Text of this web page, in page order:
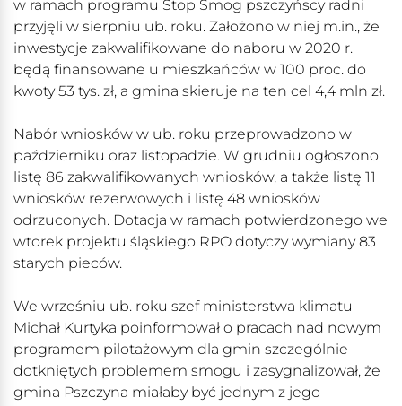
w ramach programu Stop Smog pszczyńscy radni
przyjęli w sierpniu ub. roku. Założono w niej m.in., że
inwestycje zakwalifikowane do naboru w 2020 r.
będą finansowane u mieszkańców w 100 proc. do
kwoty 53 tys. zł, a gmina skieruje na ten cel 4,4 mln zł.
Nabór wniosków w ub. roku przeprowadzono w
październiku oraz listopadzie. W grudniu ogłoszono
listę 86 zakwalifikowanych wniosków, a także listę 11
wniosków rezerwowych i listę 48 wniosków
odrzuconych. Dotacja w ramach potwierdzonego we
wtorek projektu śląskiego RPO dotyczy wymiany 83
starych pieców.
We wrześniu ub. roku szef ministerstwa klimatu
Michał Kurtyka poinformował o pracach nad nowym
programem pilotażowym dla gmin szczególnie
dotkniętych problemem smogu i zasygnalizował, że
gmina Pszczyna miałaby być jednym z jego